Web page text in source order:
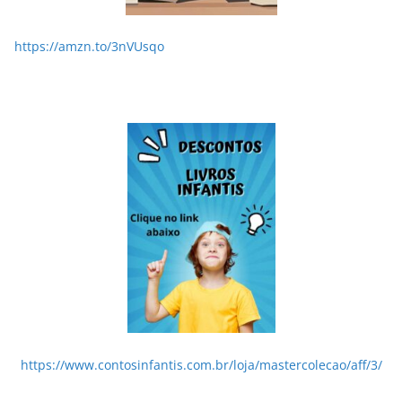
https://amzn.to/3nVUsqo
https://www.contosinfantis.com.br/loja/mastercolecao/aff/3/